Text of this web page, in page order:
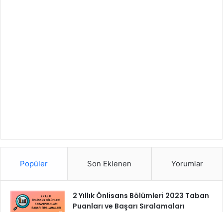
Popüler Son Eklenen Yorumlar
2 Yıllık Önlisans Bölümleri 2023 Taban
Puanları ve Başarı Sıralamaları